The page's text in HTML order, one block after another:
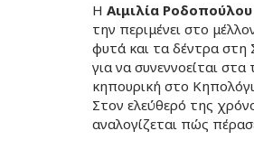
Η Αιμιλία Ροδοπούλου
την περιμένει στο
φυτά και τα δέντρα στη
για να συνεννοείται
κηπουρική στο
Στον ελεύθερό της
αναλογίζεται πώς